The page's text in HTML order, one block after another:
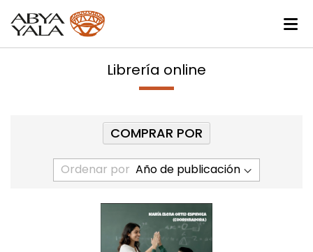
Librería online
Ordenar por
COMPRAR POR